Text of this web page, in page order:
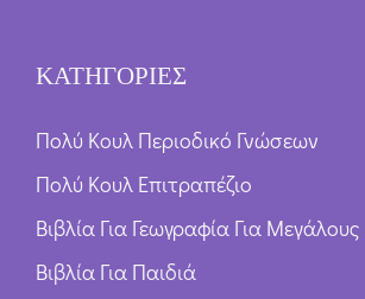
ΚΑΤΗΓΟΡΙΕΣ
Πολύ Κουλ Περιοδικό Γνώσεων
Πολύ Κουλ Επιτραπέζιο
Βιβλία Για Γεωγραφία Για Μεγάλους
Βιβλία Για Παιδιά